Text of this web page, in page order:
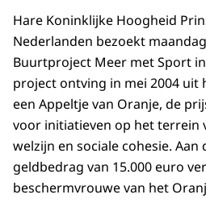
Hare Koninklijke Hoogheid
Nederlanden bezoekt
Buurtproject Meer met Sport
project ontving in mei 2004 uit
een Appeltje van Oranje, de
voor initiatieven op het terrein
welzijn en sociale cohesie. Aan
geldbedrag van 15.000 euro
beschermvrouwe van het